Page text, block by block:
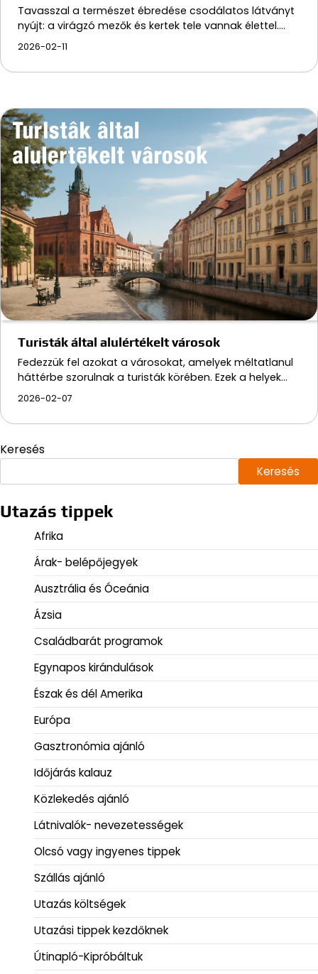
Tavasszal a természet ébredése csodálatos látványt
nyújt: a virágzó mezők és kertek tele vannak élettel.…
2026-02-11
Turisták által alulértékelt városok
Fedezzük fel azokat a városokat, amelyek méltatlanul
háttérbe szorulnak a turisták körében. Ezek a helyek…
2026-02-07
Keresés
Keresés
Utazás tippek
Afrika
Árak- belépőjegyek
Ausztrália és Óceánia
Ázsia
Családbarát programok
Egynapos kirándulások
Észak és dél Amerika
Európa
Gasztronómia ajánló
Időjárás kalauz
Közlekedés ajánló
Látnivalók- nevezetességek
Olcsó vagy ingyenes tippek
Szállás ajánló
Utazás költségek
Utazási tippek kezdőknek
Útinapló-Kipróbáltuk